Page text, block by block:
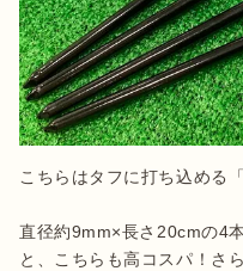
こちらはタフに打ち込める
直径約9mm×長さ20cmの4
と、こちらも高コスパ！さ